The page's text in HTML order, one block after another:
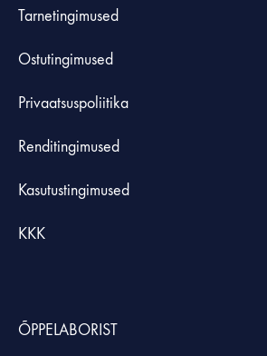
Tarnetingimused
Ostutingimused
Privaatsuspoliitika
Renditingimused
Kasutustingimused
KKK
ÕPPELABORIST